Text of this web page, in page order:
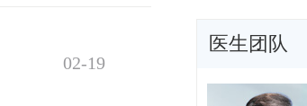
02-19
医生团队